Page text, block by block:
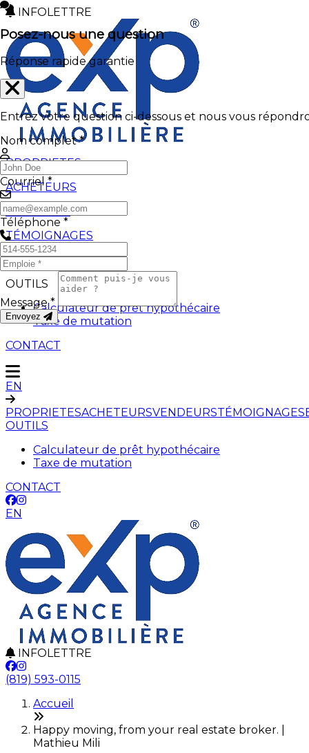
INFOLETTRE
PROPRIETES
ACHETEURS
VENDEURS
TÉMOIGNAGES
BLOGUES
OUTILS
Calculateur de prêt hypothécaire
Taxe de mutation
CONTACT
EN
PROPRIETESACHETEURSVENDEURSTÉMOIGNAGES
OUTILS
Calculateur de prêt hypothécaire
Taxe de mutation
CONTACT
EN
INFOLETTRE
(819) 593-0115
Accueil
Happy moving, from your real estate broker. |
Mathieu Mili
Posez-nous une question
Réponse rapide garantie
Entrez votre question ci-dessous et nous vous
Nom complet *
Courriel *
Téléphone *
Message *
Envoyez